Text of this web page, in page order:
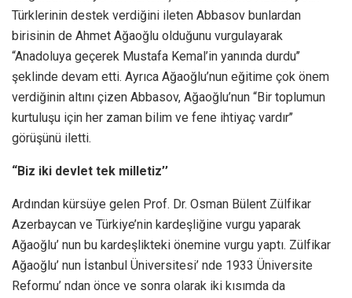
Türklerinin destek verdiğini ileten Abbasov bunlardan
birisinin de Ahmet Ağaoğlu olduğunu vurgulayarak
“Anadoluya geçerek Mustafa Kemal’in yanında durdu’’
şeklinde devam etti. Ayrıca Ağaoğlu’nun eğitime çok önem
verdiğinin altını çizen Abbasov, Ağaoğlu’nun “Bir toplumun
kurtuluşu için her zaman bilim ve fene ihtiyaç vardır’’
görüşünü iletti.
“Biz iki devlet tek milletiz’’
Ardından kürsüye gelen Prof. Dr. Osman Bülent Zülfikar
Azerbaycan ve Türkiye’nin kardeşliğine vurgu yaparak
Ağaoğlu’ nun bu kardeşlikteki önemine vurgu yaptı. Zülfikar
Ağaoğlu’ nun İstanbul Üniversitesi’ nde 1933 Üniversite
Reformu’ ndan önce ve sonra olarak iki kısımda da